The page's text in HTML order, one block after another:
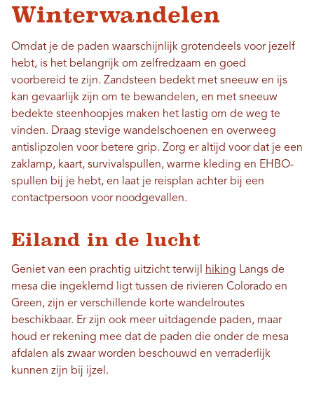
Winterwandelen
Omdat je de paden waarschijnlijk grotendeels voor jezelf
hebt, is het belangrijk om zelfredzaam en goed
voorbereid te zijn. Zandsteen bedekt met sneeuw en ijs
kan gevaarlijk zijn om te bewandelen, en met sneeuw
bedekte steenhoopjes maken het lastig om de weg te
vinden. Draag stevige wandelschoenen en overweeg
antislipzolen voor betere grip. Zorg er altijd voor dat je een
zaklamp, kaart, survivalspullen, warme kleding en EHBO-
spullen bij je hebt, en laat je reisplan achter bij een
contactpersoon voor noodgevallen.
Eiland in de lucht
Geniet van een prachtig uitzicht terwijl hiking Langs de
mesa die ingeklemd ligt tussen de rivieren Colorado en
Green, zijn er verschillende korte wandelroutes
beschikbaar. Er zijn ook meer uitdagende paden, maar
houd er rekening mee dat de paden die onder de mesa
afdalen als zwaar worden beschouwd en verraderlijk
kunnen zijn bij ijzel.